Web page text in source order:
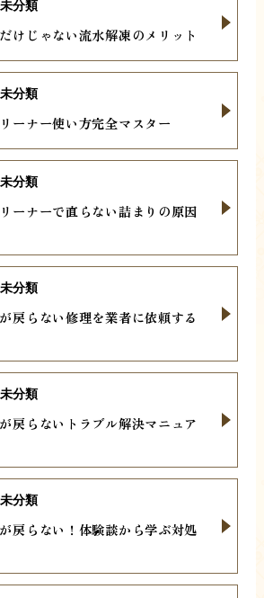
けじゃない流水解凍のメリット
未分類
ーナー使い方完全マスター
未分類
ーナーで直らない詰まりの原因
未分類
戻らない修理を業者に依頼する
未分類
戻らないトラブル解決マニュア
未分類
戻らない！体験談から学ぶ対処
未分類